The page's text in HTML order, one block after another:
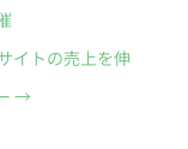
イトの売上を伸
→